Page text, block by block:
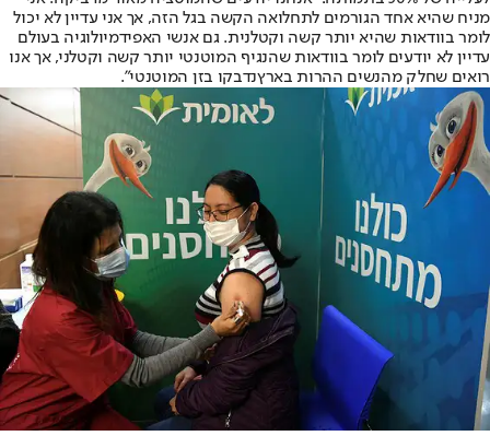
מניח שהיא אחד הגורמים לתחלואה הקשה בגל הזה, אך אני עדיין לא יכול
לומר בוודאות שהיא יותר קשה וקטלנית. גם אנשי האפידמיולוגיה בעולם
עדיין לא יודעים לומר בוודאות שהנגיף המוטנטי יותר קשה וקטלני, אך אנו
רואים שחלק מהנשים ההרות בארץנדבקו בזן המוטנטי".